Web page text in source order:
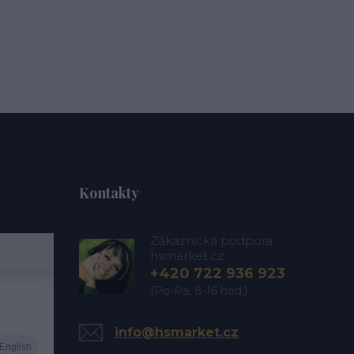
Kontakty
Zákaznická podpora
hsmarket.cz
+420 722 936 923
(Po-Pá, 8-16 hod.)
info@hsmarket.cz